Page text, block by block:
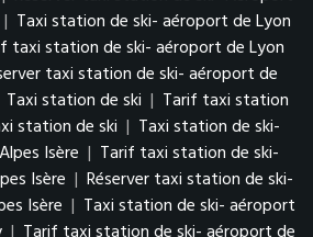
| Taxi station de ski- aéroport de Lyon
taxi station de ski- aéroport de Lyon
taxi station de ski- aéroport de
Taxi station de ski | Tarif taxi station
station de ski | Taxi station de ski-
Isère | Tarif taxi station de ski-
Isère | Réserver taxi station de ski-
Isère | Taxi station de ski- aéroport